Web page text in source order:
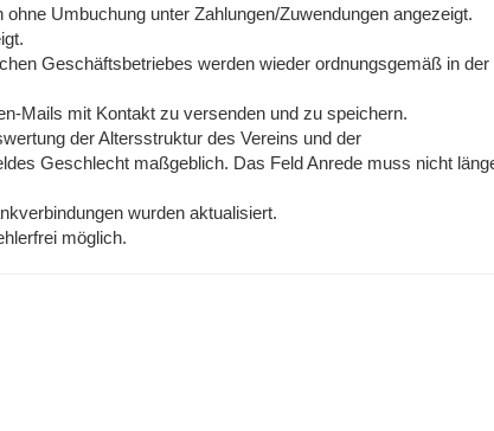
Umbuchung unter Zahlungen/Zuwendungen angezeigt.
Geschäftsbetriebes werden wieder ordnungsgemäß in der
Mails mit Kontakt zu versenden und zu speichern.
der Altersstruktur des Vereins und der
Geschlecht maßgeblich. Das Feld Anrede muss nicht
wurden aktualisiert.
möglich.